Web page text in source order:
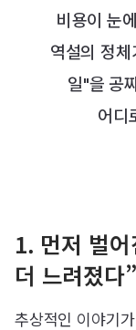
비용이 눈
역설의 정
일"을 공
어디
1. 먼저 벌
더 느려졌다”
추상적인 이야기